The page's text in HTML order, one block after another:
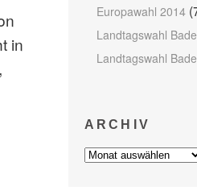
in
Europawahl 2014
Landtagswahl
Landtagswahl
ARCHIV
Archiv